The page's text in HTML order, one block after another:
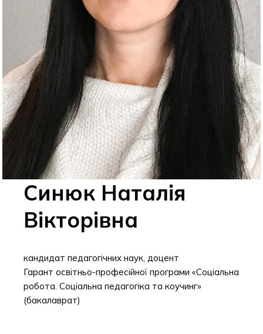
Синюк Наталія
Вікторівна
кандидат педагогічних наук, доцент
Гарант освітньо-професійної програми «Соціальна
робота. Соціальна педагогіка та коучинг»
(бакалаврат)